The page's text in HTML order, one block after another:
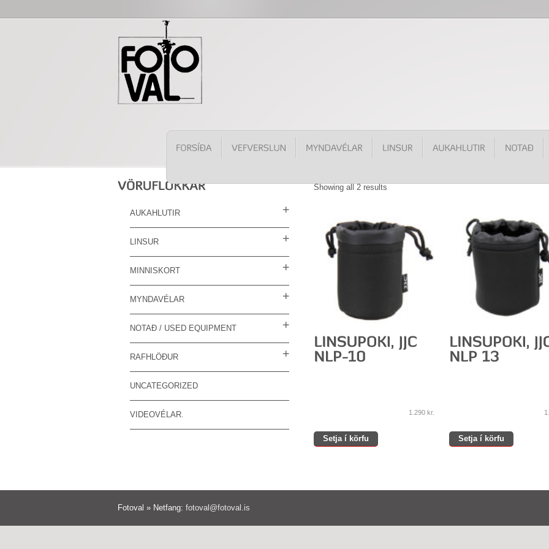
Showing all 2 results
1.290 kr.
Setja í körfu Setja í körfu
AUKAHLUTIR
LINSUR
MINNISKORT
MYNDAVÉLAR
NOTAÐ / USED EQUIPMENT
RAFHLÖÐUR
UNCATEGORIZED
VIDEOVÉLAR.
Fotoval » Netfang: fotoval@fotoval.is